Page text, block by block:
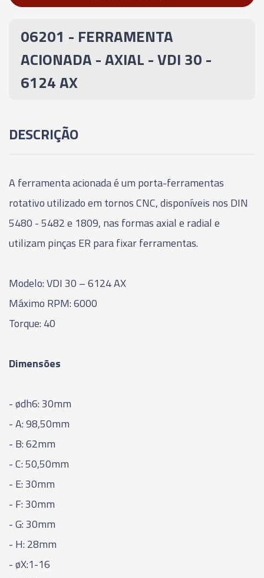
06201 - FERRAMENTA
ACIONADA - AXIAL - VDI 30 -
6124 AX
DESCRIÇÃO
A ferramenta acionada é um porta-ferramentas
rotativo utilizado em tornos CNC, disponíveis nos DIN
5480 - 5482 e 1809, nas formas axial e radial e
utilizam pinças ER para fixar ferramentas.
Modelo: VDI 30 – 6124 AX
Máximo RPM: 6000
Torque: 40
Dimensões
- ødh6: 30mm
- A: 98,50mm
- B: 62mm
- C: 50,50mm
- E: 30mm
- F: 30mm
- G: 30mm
- H: 28mm
- øX:1-16